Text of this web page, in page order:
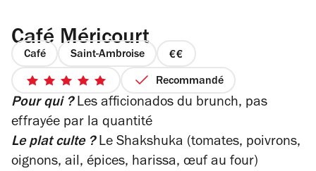
Café Méricourt
Café Saint-Ambroise
prix
2
sur
5
sur
5
étoiles
Recommandé
Pour qui ? Les afficionados du brunch, pas
effrayée par la quantité
Le plat culte ? Le Shakshuka (tomates, poivrons,
oignons, ail, épices, harissa, œuf au four)